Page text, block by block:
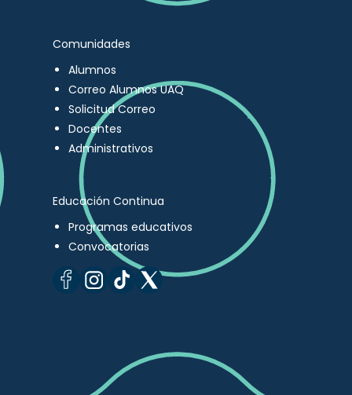
Comunidades
Alumnos
Correo Alumnos UAQ
Solicitud Correo
Docentes
Administrativos
Educación Continua
Programas educativos
Convocatorias